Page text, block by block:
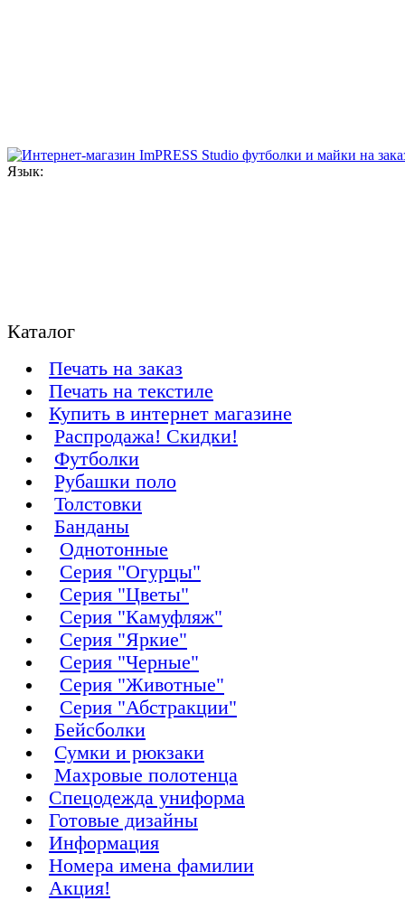
Язык:
Каталог
Печать на заказ
Печать на текстиле
Купить в интернет магазине
Распродажа! Скидки!
Футболки
Рубашки поло
Толстовки
Банданы
Однотонные
Серия "Огурцы"
Серия "Цветы"
Серия "Камуфляж"
Серия "Яркие"
Серия "Черные"
Серия "Животные"
Серия "Абстракции"
Бейсболки
Сумки и рюкзаки
Махровые полотенца
Cпецодежда униформа
Готовые дизайны
Информация
Номера имена фамилии
Акция!